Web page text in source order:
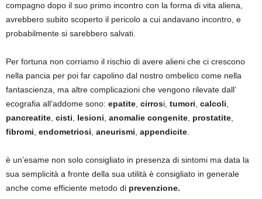
compagno dopo il suo primo incontro con la forma di vita aliena,
avrebbero subito scoperto il pericolo a cui andavano incontro, e
probabilmente si sarebbero salvati.
Per fortuna non corriamo il rischio di avere alieni che ci crescono
nella pancia per poi far capolino dal nostro ombelico come nella
fantascienza, ma altre complicazioni che vengono rilevate dall’
ecografia all’addome sono: epatite, cirrosi, tumori, calcoli,
pancreatite, cisti, lesioni, anomalie congenite, prostatite,
fibromi, endometriosi, aneurismi, appendicite.
è un’esame non solo consigliato in presenza di sintomi ma data la
sua semplicità a fronte della sua utilità è consigliato in generale
anche come efficiente metodo di prevenzione.